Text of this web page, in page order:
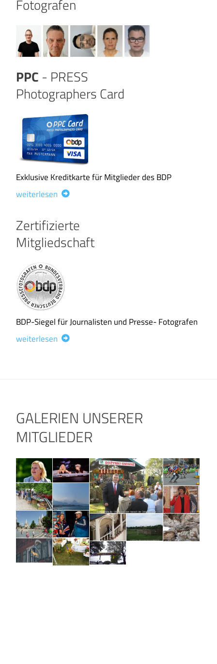
Fotografen
PPC - PRESS
Photographers Card
Exklusive Kreditkarte für Mitglieder des BDP
weiterlesen
Zertifizierte
Mitgliedschaft
BDP-Siegel für Journalisten und Presse- Fotografen
weiterlesen
GALERIEN UNSERER
MITGLIEDER